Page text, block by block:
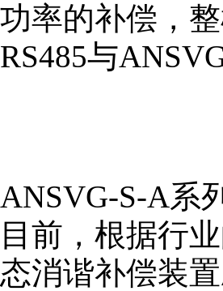
功率的补偿，
RS485与
ANSVG-S-A系
目前，根据行
态消谐补偿装